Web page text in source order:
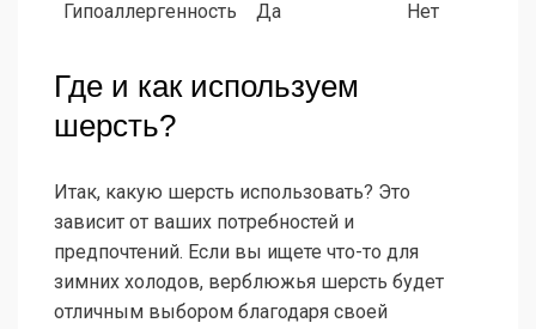
Гипоаллергенность Да Нет
Где и как используем
шерсть?
Итак, какую шерсть использовать? Это
зависит от ваших потребностей и
предпочтений. Если вы ищете что-то для
зимних холодов, верблюжья шерсть будет
отличным выбором благодаря своей